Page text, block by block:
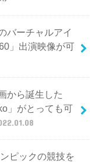
バーチャルアイ
」出演映像が可
から誕生した
」がとっても可
ピックの競技を